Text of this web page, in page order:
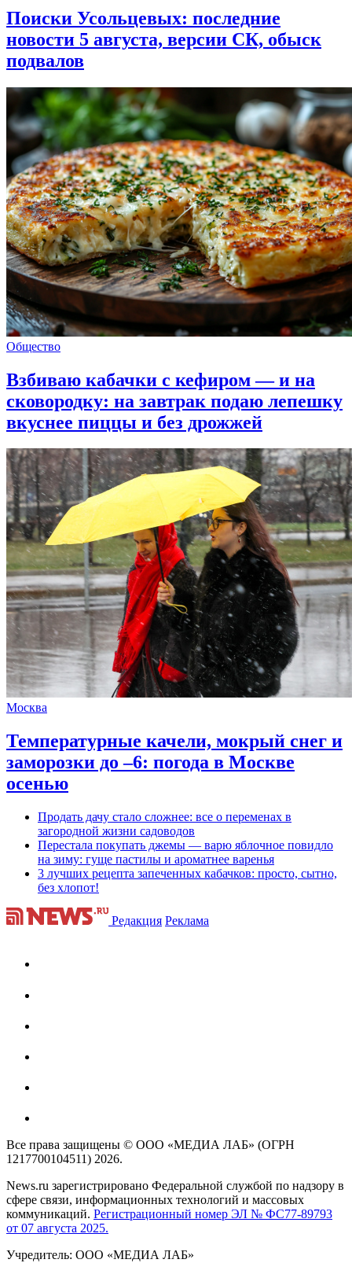
Поиски Усольцевых: последние
новости 5 августа, версии СК, обыск
подвалов
Общество
Взбиваю кабачки с кефиром — и на
сковородку: на завтрак подаю лепешку
вкуснее пиццы и без дрожжей
Москва
Температурные качели, мокрый снег и
заморозки до –6: погода в Москве
осенью
Продать дачу стало сложнее: все о переменах в
загородной жизни садоводов
Перестала покупать джемы — варю яблочное повидло
на зиму: гуще пастилы и ароматнее варенья
3 лучших рецепта запеченных кабачков: просто, сытно,
без хлопот!
Редакция Реклама
Все права защищены © ООО «МЕДИА ЛАБ» (ОГРН
1217700104511) 2026.
News.ru зарегистрировано Федеральной службой по надзору в
сфере связи, информационных технологий и массовых
коммуникаций. Регистрационный номер ЭЛ № ФС77-89793
от 07 августа 2025.
Учредитель: ООО «МЕДИА ЛАБ»